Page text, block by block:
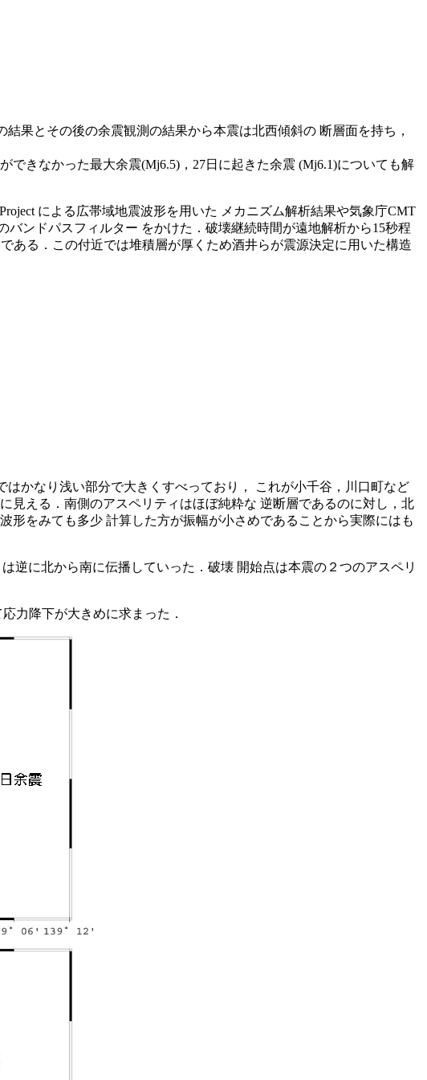
果とその後の余震観測の結果から本震は北西傾斜の 断層面を持ち，
きなかった最大余震(Mj6.5)，27日に起きた余震 (Mj6.1)についても解
による広帯域地震波形を用いた メカニズム解析結果や気象庁CMT
ンドパスフィルター をかけた．破壊継続時間が遠地解析から15秒程
ある．この付近では堆積層が厚くため酒井らが震源決定に用いた構造
かなり浅い部分で大きくすべっており， これが小千谷，川口町など
見える．南側のアスペリティはほぼ純粋な 逆断層であるのに対し，北
形をみても多少 計算した方が振幅が小さめであることから実際にはも
逆に北から南に伝播していった．破壊 開始点は本震の２つのアスペリ
力降下が大きめに求まった．